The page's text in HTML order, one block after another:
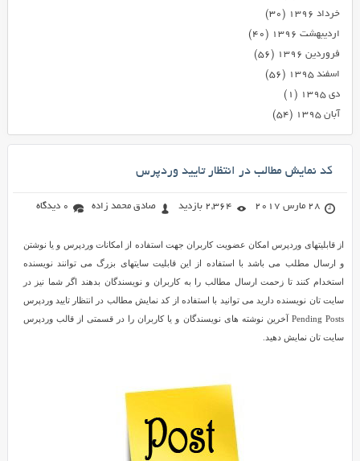
خرداد ۱۳۹۶
(۳۰)
اردیبهشت ۱۳۹۶
(۴۰)
فروردین ۱۳۹۶
(۵۶)
اسفند ۱۳۹۵
(۵۶)
دی ۱۳۹۵
(۱)
آبان ۱۳۹۵
(۵۴)
کد نمایش مطالب در انتظار تایید وردپرس
28 مارس 2017 2,364 بازدید صادق محمد زاده 0 دیدگاه
از قابلیتهای وردپرس امکان عضویت کاربران جهت استفاده از امکانات وردپرس و یا نوشتن
و ارسال مطلب می باشد با استفاده از این قابلیت سایتهای بزرگ می توانند نویسنده
استخدام کنند تا زحمت ارسال مطالب را به کاربران و نویسندگان بدهند اگر شما نیز در
سایت تان نویسنده دارید می توانید با استفاده از کد نمایش مطالب در انتظار تایید وردپرس
Pending Posts آخرین نوشته های نویسندگان و یا کاربران را در قسمتی از قالب وردپرس
سایت تان نمایش دهید.